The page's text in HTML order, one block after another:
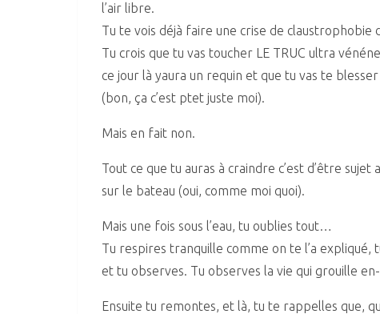
l’air libre.
Tu te vois déjà faire une crise de claustrophobie
Tu crois que tu vas toucher LE TRUC ultra
ce jour là yaura un requin et que tu vas te
(bon, ça c’est ptet juste moi).
Mais en fait non.
Tout ce que tu auras à craindre c’est d’être
sur le bateau (oui, comme moi quoi).
Mais une fois sous l’eau, tu oublies tout…
Tu respires tranquille comme on te l’a expliqué,
et tu observes. Tu observes la vie qui grouille
Ensuite tu remontes, et là, tu te rappelles que,